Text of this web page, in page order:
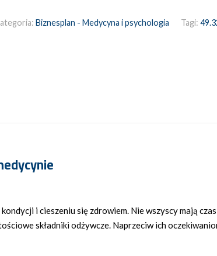
Biznesplan - Medycyna i psychologia Tagi:
i cieszeniu się zdrowiem. Nie wszyscy mają
składniki odżywcze. Naprzeciw ich